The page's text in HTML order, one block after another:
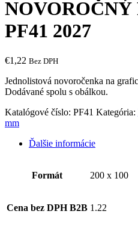
NOVOROČNÝ
PF41 2027
€1,22 Bez DPH
Jednolistová novoročenka na
Dodávané spolu s obálkou.
Katalógové číslo: PF41 Kategória:
mm
Ďalšie informácie
Formát 200 x 100
Cena bez DPH B2B 1.22